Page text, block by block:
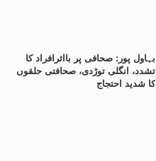
بہاول پور: صحافی پر بااثرافراد کا
تشدد، انگلی توڑدی، صحافتی حلقوں
کا شدید احتجاج